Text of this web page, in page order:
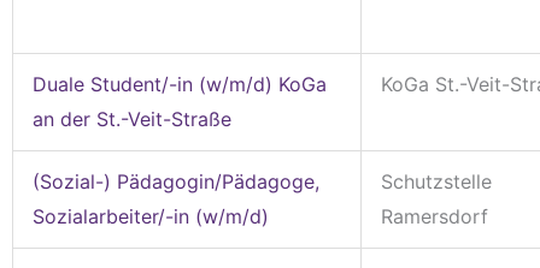
Duale Student/-in (w/m/d) KoGa
an der St.-Veit-Straße
KoGa St.-Veit-
(Sozial-) Pädagogin/Pädagoge,
Sozialarbeiter/-in (w/m/d)
Schutzstelle
Ramersdorf